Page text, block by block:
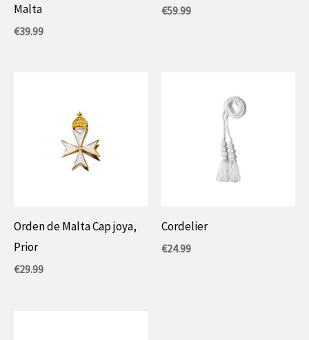
Malta
€39.99
€59.99
Orden de Malta Cap joya,
Prior
€29.99
Cordelier
€24.99